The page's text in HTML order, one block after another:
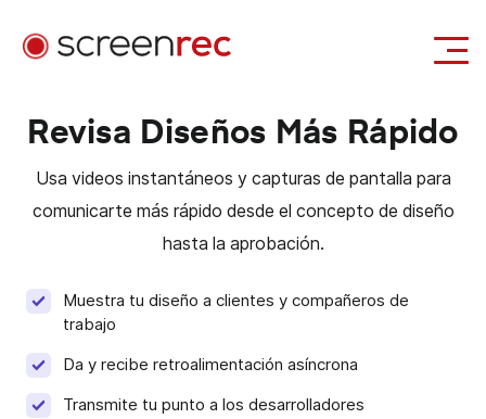
Iniciar Sesión Descargar Gratis
Revisa Diseños Más Rápido
Usa videos instantáneos y capturas de pantalla para
comunicarte más rápido desde el concepto de diseño
hasta la aprobación.
Muestra tu diseño a clientes y compañeros de
trabajo
Da y recibe retroalimentación asíncrona
Transmite tu punto a los desarrolladores